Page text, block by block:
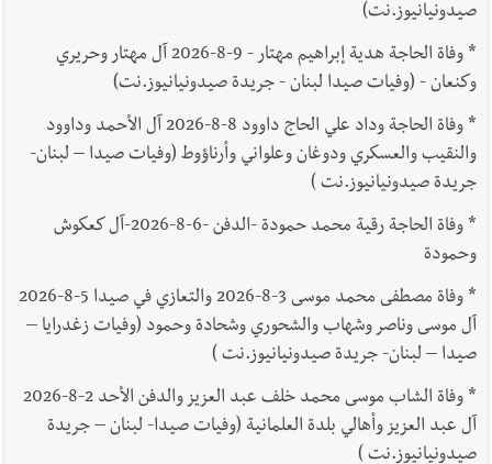
صيدونيانيوز.نت)
*
وفاة الحاجة هدية إبراهيم مهتار - 9-8-2026 آل مهتار وحريري
وكنعان - (وفيات صيدا لبنان - جريدة صيدونيانيوز.نت)
*
وفاة الحاجة وداد علي الحاج داوود 8-8-2026 آل الأحمد وداوود
والنقيب والعسكري ودوغان وعلواني وأرناؤوط (وفيات صيدا – لبنان-
جريدة صيدونيانيوز.نت )
*
وفاة الحاجة رقية محمد حمودة -الدفن -6-8-2026-آل كعكوش
وحمودة
*
وفاة مصطفى محمد موسى 3-8-2026 والتعازي في صيدا 5-8-2026
آل موسى وناصر وشهاب والشحوري وشحادة وحمود (وفيات زغدرايا –
صيدا – لبنان- جريدة صيدونيانيوز.نت )
*
وفاة الشاب موسى محمد خلف عبد العزيز والدفن الأحد 2-8-2026
آل عبد العزيز وأهالي بلدة العلمانية (وفيات صيدا- لبنان – جريدة
صيدونيانيوز.نت )